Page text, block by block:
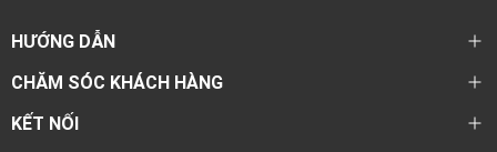
HƯỚNG DẪN
CHĂM SÓC KHÁCH HÀNG
KẾT NỐI